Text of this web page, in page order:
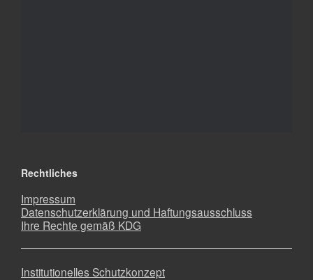
Rechtliches
Impressum
Datenschutzerklärung und Haftungsausschluss
Ihre Rechte gemäß KDG
Institutionelles Schutzkonzept